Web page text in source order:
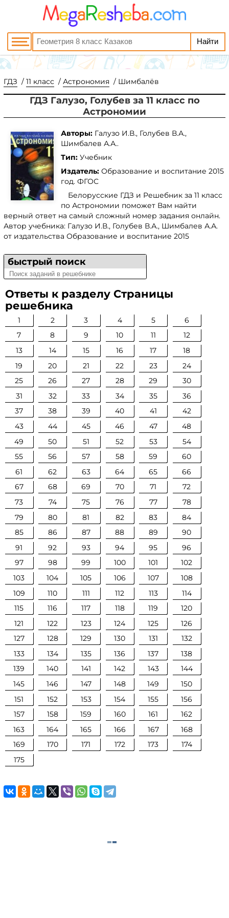
ГДЗ 11 класс Астрономия Шимбалёв
ГДЗ Галузо, Голубев за 11 класс по
Астрономии
Авторы: Галузо И.В., Голубев В.А.,
Шимбалев А.А..
Тип: Учебник
Издатель: Образование и воспитание 2015
год. ФГОС
Белорусские ГДЗ и Решебник за 11 класс
по Астрономии поможет Вам найти
верный ответ на самый сложный номер задания онлайн.
Автор учебника: Галузо И.В., Голубев В.А., Шимбалев А.А.
от издательства Образование и воспитание 2015
быстрый поиск
Ответы к разделу Страницы
решебника
1 2 3 4 5
6
7
8 9 10 11
12
13
14 15 16 17
18
19
20 21 22 23
24
25
26 27 28 29
30
31
32 33 34 35
36
37
38 39 40 41
42
43
44 45 46 47
48
49
50 51 52 53
54
55
56 57 58 59
60
61
62 63 64 65
66
67
68 69 70 71
72
73
74 75 76 77
78
79
80 81 82 83
84
85
86 87 88 89
90
91
92 93 94 95
96
97
98 99 100 101
102
103
104 105 106 107
108
109
110 111 112 113
114
115
116 117 118 119
120
121
122 123 124 125
126
127
128 129 130 131
132
133
134 135 136 137
138
139
140 141 142 143
144
145
146 147 148 149
150
151
152 153 154 155
156
157
158 159 160 161
162
163
164 165 166 167
168
169
170 171 172 173
174
175